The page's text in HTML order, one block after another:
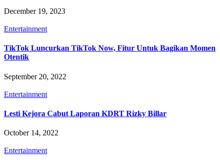
December 19, 2023
Entertainment
TikTok Luncurkan TikTok Now, Fitur Untuk Bagikan Momen
Otentik
September 20, 2022
Entertainment
Lesti Kejora Cabut Laporan KDRT Rizky Billar
October 14, 2022
Entertainment